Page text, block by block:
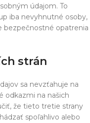
údajom. To
iba nevyhnutné osoby,
bezpečnostné opatrenia
strán
sa nevzťahuje na
odkazmi na našich
že tieto tretie strany
spoľahlivo alebo